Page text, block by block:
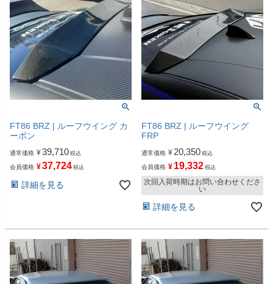
FT86 BRZ | ルーフウイング カ
ーボン
通常価格 ¥39,710 税込
会員価格 ¥37,724 税込
詳細を見る
FT86 BRZ | ルーフウイング
FRP
通常価格 ¥ 20,350 税込
会員価格 ¥ 19,332 税込
次回入荷時期はお問い合わせくださ
い
詳細を見る